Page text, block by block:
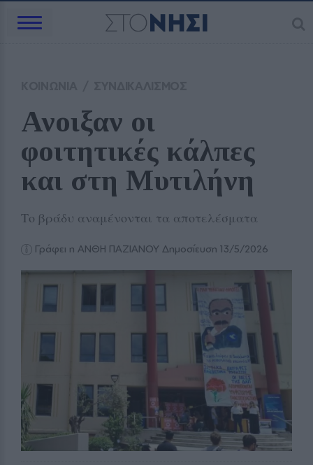
Ανοιξαν οι
φοιτητικές κάλπες
και στη Μυτιλήνη
Το βράδυ αναμένονται τα αποτελέσματα
Γράφει η ΑΝΘΗ ΠΑΖΙΑΝΟΥ Δημοσίευση 13/5/2026